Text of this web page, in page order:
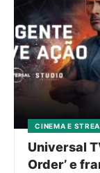
CINEMA E
Universal
Order’ e